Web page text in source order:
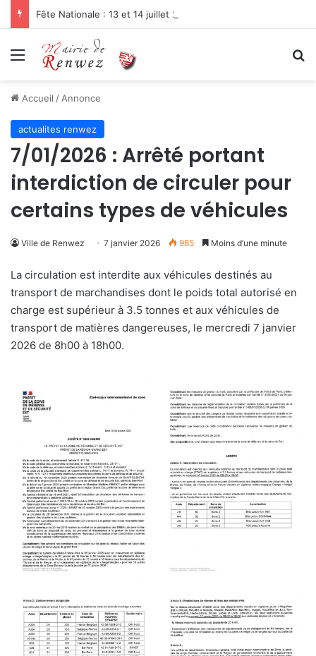
Fête Nationale : 13 et 14 juillet 2026
Menu
Accueil / Annonce
actualites renwez
7/01/2026 : Arrêté portant
interdiction de circuler pour
certains types de véhicules
Ville de Renwez 7 janvier 2026 985 Moins d’une minute
La circulation est interdite aux véhicules destinés au
transport de marchandises dont le poids total autorisé en
charge est supérieur à 3.5 tonnes et aux véhicules de
transport de matières dangereuses, le mercredi 7 janvier
2026 de 8h00 à 18h00.